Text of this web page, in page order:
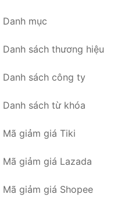
Danh mục
Danh sách thương hiệu
Danh sách công ty
Danh sách từ khóa
Mã giảm giá Tiki
Mã giảm giá Lazada
Mã giảm giá Shopee